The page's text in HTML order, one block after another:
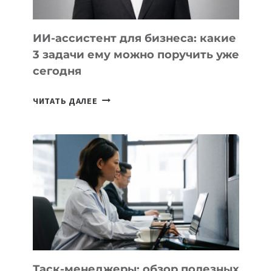
ИИ-ассистент для бизнеса: какие
3 задачи ему можно поручить уже
сегодня
ЧИТАТЬ ДАЛЕЕ ИИ-
БИЗНЕСА:
КАКИЕ
3
ЗАДАЧИ
ЕМУ
МОЖНО
ПОРУЧИТЬ
УЖЕ
СЕГОДНЯ